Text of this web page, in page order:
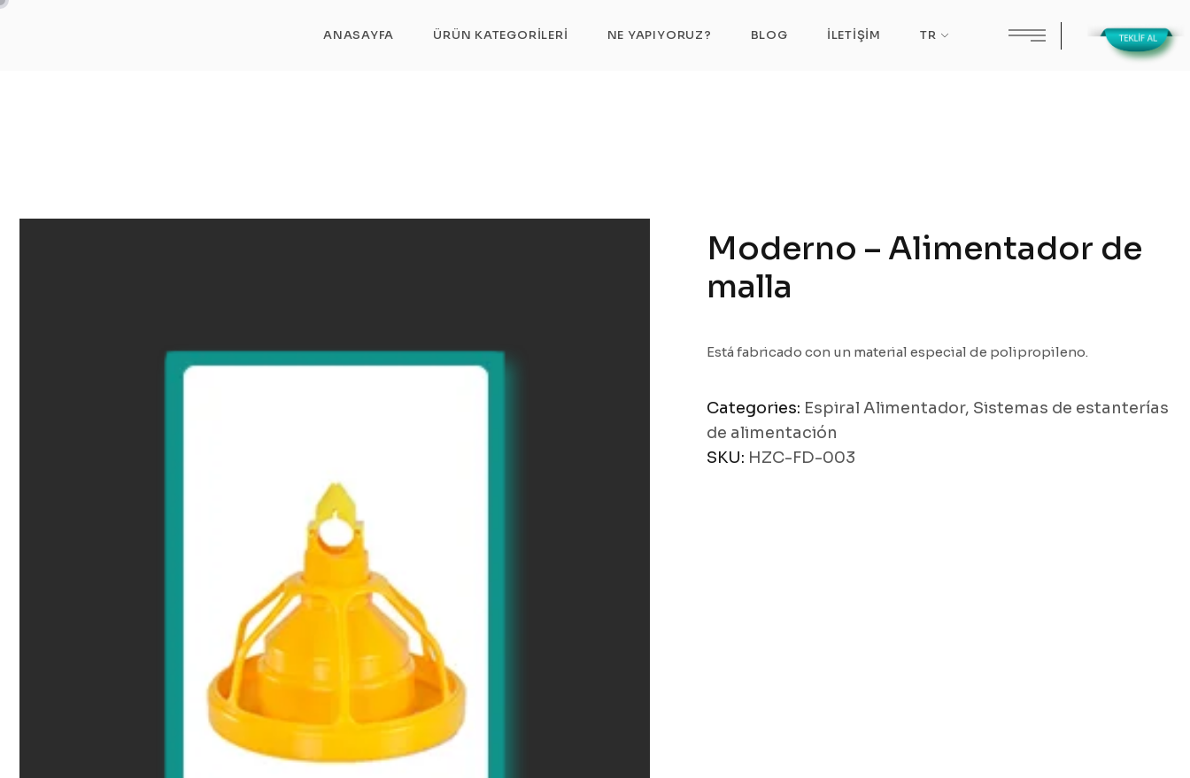
ANASAYFA ÜRÜN KATEGORILERI NE YAPIYORUZ? BLOG İLETIŞIM TR
Moderno – Alimentador de
malla
Está fabricado con un material especial de polipropileno.
Categories: Espiral Alimentador, Sistemas de estanterías
de alimentación
SKU: HZC-FD-003